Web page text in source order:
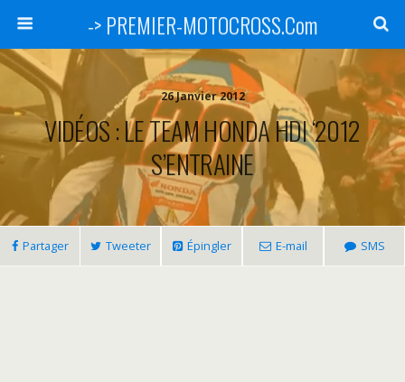
-> PREMIER-MOTOCROSS.Com
26 Janvier 2012
VIDÉOS : LE TEAM HONDA HDI ‘2012
S’ENTRAINE
Partager Tweeter Épingler E-mail SMS